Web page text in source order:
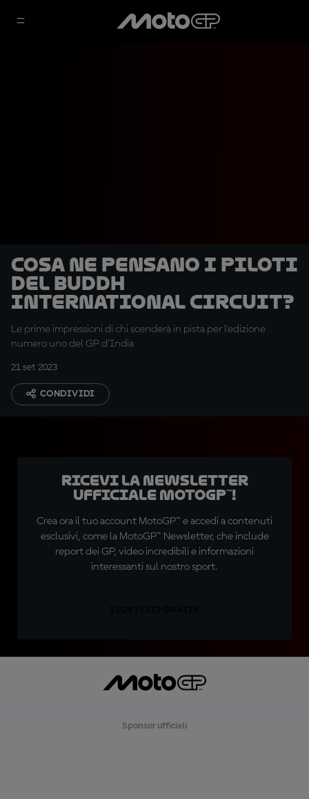
Cosa ne pensano i piloti
del Buddh
International Circuit?
Le prime impressioni di chi scenderà in pista per l'edizione
numero uno del GP d'India
21 set 2023
CONDIVIDI
Ricevi la newsletter
ufficiale MotoGP™!
Crea ora il tuo account MotoGP™ e accedi a contenuti
esclusivi, come la MotoGP™ Newsletter, che include
report dei GP, video incredibili e informazioni
interessanti sul nostro sport.
Sponsor ufficiali